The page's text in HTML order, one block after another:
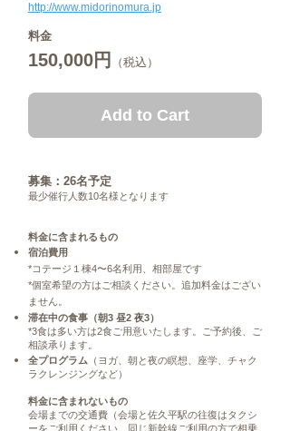
http://www.midorinomura.jp
料金
150,000円 （税込）
Add to Cart
募集：26名予定
最少催行人数10名様となります
料金に含まれるもの
宿泊費用
*コテージ１棟4〜6名利用、相部屋です
*個室希望の方はご相談ください。追加料金はござい
ません。
滞在中の食事（朝3 昼2 夜3）
*3食は多い方は2食ご用意いたします。ご予約後、ご
相談承ります。
全プログラム （ヨガ、朝と夜の瞑想、座学、チャク
ラクレンジングなど）
料金に含まれないもの
会場までの交通費（会場と佐久平駅の往復はタクシ
ーをご利用ください。同じ新幹線ご利用の方で相乗